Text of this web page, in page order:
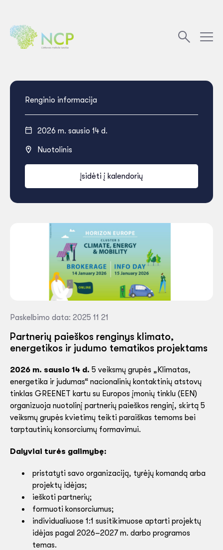
Renginio informacija
2026 m. sausio 14 d.
Nuotolinis
Įsidėti į kalendorių
Paskelbimo data: 2025 11 21
Partnerių paieškos renginys klimato,
energetikos ir judumo tematikos projektams
2026 m. sausio 14 d. 5 veiksmų grupės „Klimatas,
energetika ir judumas“ nacionalinių kontaktinių atstovų
tinklas GREENET kartu su Europos įmonių tinklu (EEN)
organizuoja nuotolinį partnerių paieškos renginį, skirtą 5
veiksmų grupės kvietimų teikti paraiškas temoms bei
tarptautinių konsorciumų formavimui.
Dalyviai turės galimybę:
pristatyti savo organizaciją, tyrėjų komandą arba
projektų idėjas;
ieškoti partnerių;
formuoti konsorciumus;
individualiuose 1:1 susitikimuose aptarti projektų
idėjas pagal 2026–2027 m. darbo programos
temas.